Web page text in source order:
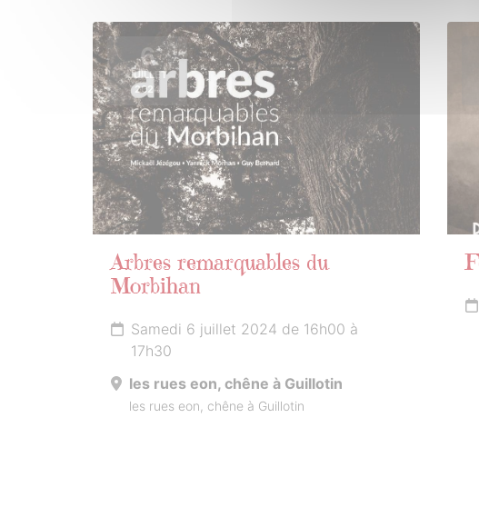
6
JUILLET
2024
Arbres remarquables du
Morbihan
Samedi 6 juillet 2024 de 16h00 à
17h30
les rues eon, chêne à Guillotin
les rues eon, chêne à Guillotin